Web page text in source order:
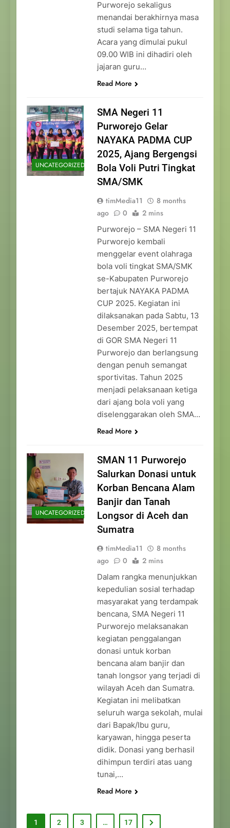
Purworejo sekaligus
menandai berakhirnya masa
studi selama tiga tahun.
Acara yang dimulai pukul
09.00 WIB ini dihadiri oleh
jajaran guru…
Read More
UNCATEGORIZED
SMA Negeri 11
Purworejo Gelar
NAYAKA PADMA CUP
2025, Ajang Bergengsi
Bola Voli Putri Tingkat
SMA/SMK
timMedia11
8 months
ago
0 2 mins
Purworejo – SMA Negeri 11
Purworejo kembali
menggelar event olahraga
bola voli tingkat SMA/SMK
se-Kabupaten Purworejo
bertajuk NAYAKA PADMA
CUP 2025. Kegiatan ini
dilaksanakan pada Sabtu, 13
Desember 2025, bertempat
di GOR SMA Negeri 11
Purworejo dan berlangsung
dengan penuh semangat
sportivitas. Tahun 2025
menjadi pelaksanaan ketiga
dari ajang bola voli yang
diselenggarakan oleh SMA…
Read More
UNCATEGORIZED
SMAN 11 Purworejo
Salurkan Donasi untuk
Korban Bencana Alam
Banjir dan Tanah
Longsor di Aceh dan
Sumatra
timMedia11
8 months
ago
0 2 mins
Dalam rangka menunjukkan
kepedulian sosial terhadap
masyarakat yang terdampak
bencana, SMA Negeri 11
Purworejo melaksanakan
kegiatan penggalangan
donasi untuk korban
bencana alam banjir dan
tanah longsor yang terjadi di
wilayah Aceh dan Sumatra.
Kegiatan ini melibatkan
seluruh warga sekolah, mulai
dari Bapak/Ibu guru,
karyawan, hingga peserta
didik. Donasi yang berhasil
dihimpun terdiri atas uang
tunai,…
Read More
1 2 3 … 17